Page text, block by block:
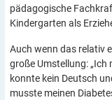
pädagogische
Kindergarten als
Auch wenn das relativ
große Umstellung:
konnte kein Deutsch
musste meinen